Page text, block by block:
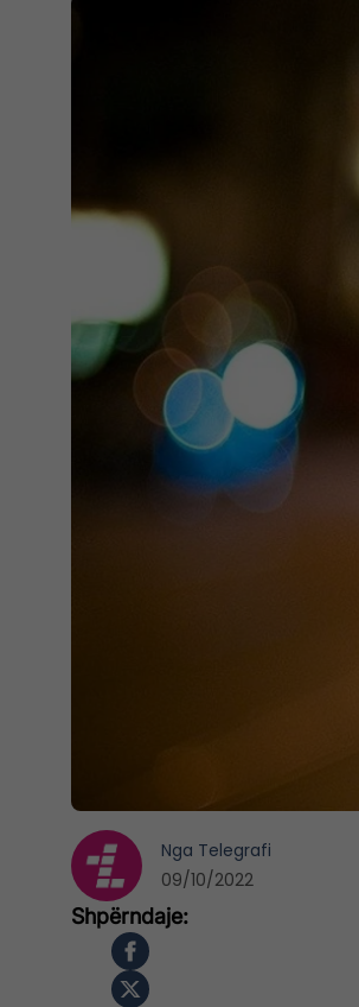
Nga Telegrafi
09/10/2022